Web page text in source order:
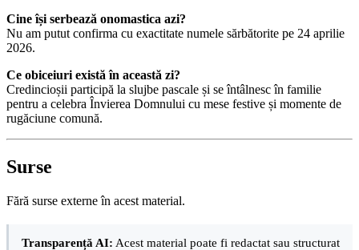
Cine își serbează onomastica azi?
Nu am putut confirma cu exactitate numele sărbătorite pe 24 aprilie
2026.
Ce obiceiuri există în această zi?
Credincioșii participă la slujbe pascale și se întâlnesc în familie
pentru a celebra Învierea Domnului cu mese festive și momente de
rugăciune comună.
Surse
Fără surse externe în acest material.
Transparență AI: Acest material poate fi redactat sau structurat